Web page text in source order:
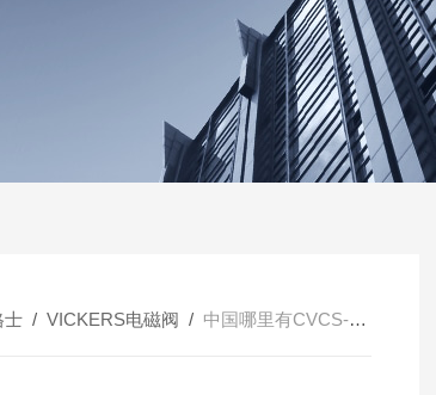
士/ VICKERS电磁阀 / 中国哪里有CVCS-25型威格士插装阀